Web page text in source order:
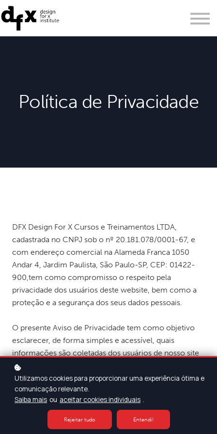
Política de Privacidade
DFX Design For X Cursos e Treinamentos LTDA,
cadastrada no CNPJ sob o nº 20.181.078/0001-67, e
com endereço comercial na Alameda Franca 1050
Andar 4, Jardim Paulista, São Paulo-SP, CEP: 01422-
900,tem como compromisso o respeito pela
privacidade dos usuários deste website, bem como a
proteção e a segurança dos seus dados pessoais.
O presente Aviso de Privacidade tem como objetivo
esclarecer, de forma simples e acessível, quais
informações são coletadas dos usuários de nosso site
e de que forma seus dados pessoais são tratados.
A DFX reconhece que a sua privacidade é muito
importante. Por isso, tomamos todas as medidas,
dentro das melhores práticas e soluções, para
protegê-la.
Utilizamos cookies para proporcionar uma experiência ótima e
comunicação relevante.
Saiba mais ou aceitar cookies individuais .
Rejeitar tudo Entendi!